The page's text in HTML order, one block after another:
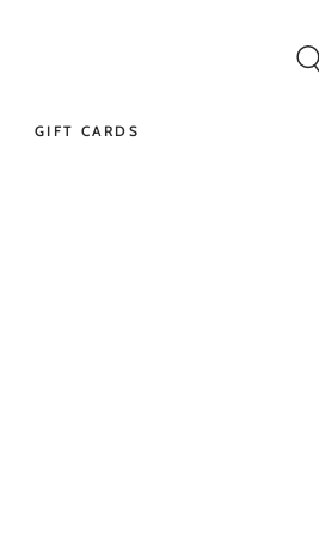
GIFT CARDS